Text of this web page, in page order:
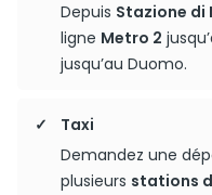
Depuis Stazione di
ligne Metro 2
jusqu’au Duomo.
Taxi
Demandez une
plusieurs stations